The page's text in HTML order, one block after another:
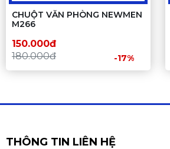
CHUỘT VĂN PHÒNG NEWMEN
M266
150.000đ
180.000đ
-17%
THÔNG TIN LIÊN HỆ